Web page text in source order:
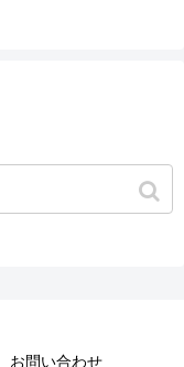
お問い合わせ